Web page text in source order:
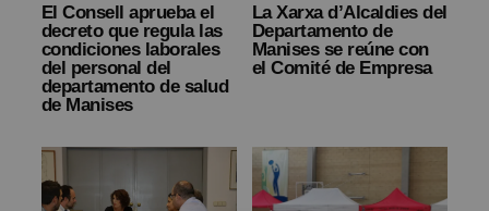
El Consell aprueba el
decreto que regula las
condiciones laborales
del personal del
departamento de salud
de Manises
La Xarxa d’Alcaldies del
Departamento de
Manises se reúne con
el Comité de Empresa